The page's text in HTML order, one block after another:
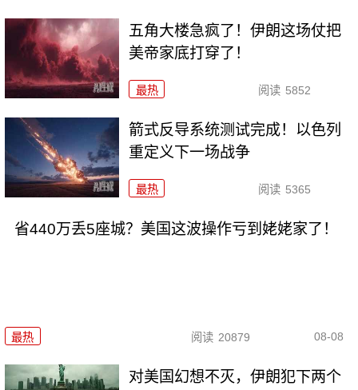
五角大楼急疯了！伊朗这场仗把
美帝家底打穿了！
最热 阅读 5852
箭式反导系统测试完成！以色列
重定义下一场战争
最热 阅读 5365
省440万丢5座城？美国这波操作亏到姥姥家了！
最热 阅读 20879 08-08
对美国幻想不灭，伊朗犯下两个